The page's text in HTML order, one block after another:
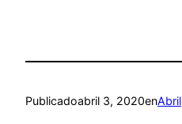
Publicadoabril 3, 2020enAbril